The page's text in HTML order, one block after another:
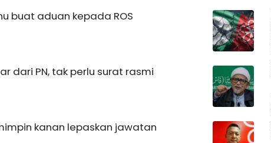
buat aduan kepada ROS
dari PN, tak perlu surat rasmi
kanan lepaskan jawatan